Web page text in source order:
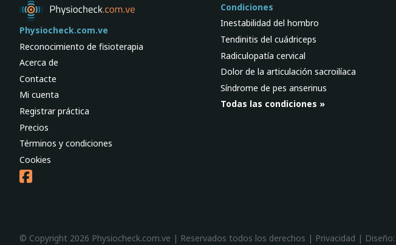
Physiocheck.com.ve
Reconocimiento de fisioterapia
Acerca de
Contacte
Mi cuenta
Registrar práctica
Precios
Términos y condiciones
Cookies
Condiciones
Inestabilidad del hombro
Tendinitis del cuádriceps
Radiculopatía cervical
Dolor de la articulación sacroilíaca
Síndrome de pes anserinus
Todas las condiciones »
© Copyright 2026 Physiocheck.com.ve | Reservados todos los derechos | Privacidad | Diseño: